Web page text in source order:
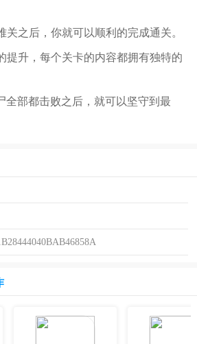
之后，你就可以顺利的完成通关。
提升，每个关卡的内容都拥有独特的
全部都击败之后，就可以坚守到最